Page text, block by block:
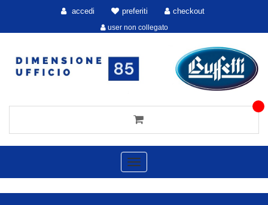
accedi preferiti checkout
user non collegato
Toggle
navigation